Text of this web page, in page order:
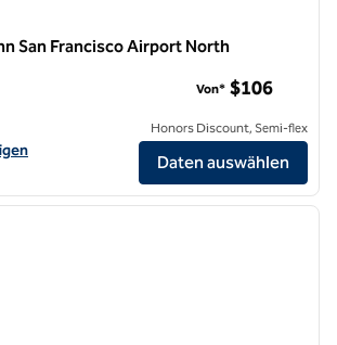
San Francisco Airport North
Hilton Garden Inn San Francisco Airport North
Von* $106
Honors Discount, Semi-flex
Daten auswählen
1/8